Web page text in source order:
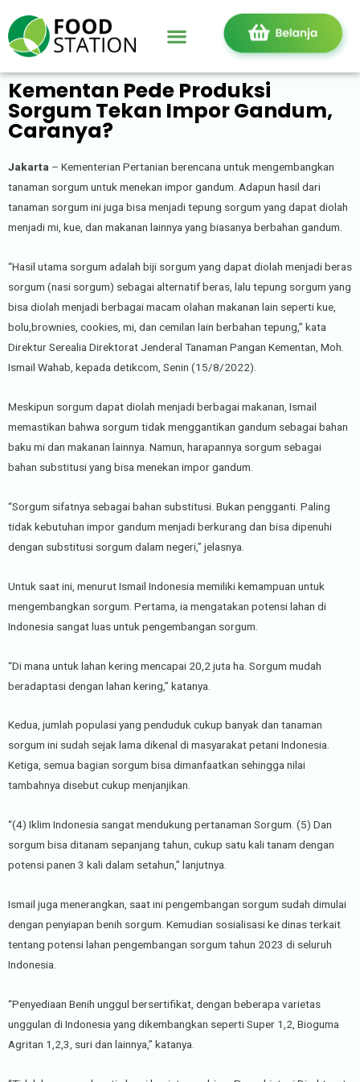
Kementan Pede Produksi
Sorgum Tekan Impor Gandum,
Caranya?
Jakarta – Kementerian Pertanian berencana untuk mengembangkan
tanaman sorgum untuk menekan impor gandum. Adapun hasil dari
tanaman sorgum ini juga bisa menjadi tepung sorgum yang dapat diolah
menjadi mi, kue, dan makanan lainnya yang biasanya berbahan gandum.
“Hasil utama sorgum adalah biji sorgum yang dapat diolah menjadi beras
sorgum (nasi sorgum) sebagai alternatif beras, lalu tepung sorgum yang
bisa diolah menjadi berbagai macam olahan makanan lain seperti kue,
bolu,brownies, cookies, mi, dan cemilan lain berbahan tepung,” kata
Direktur Serealia Direktorat Jenderal Tanaman Pangan Kementan, Moh.
Ismail Wahab, kepada detikcom, Senin (15/8/2022).
Meskipun sorgum dapat diolah menjadi berbagai makanan, Ismail
memastikan bahwa sorgum tidak menggantikan gandum sebagai bahan
baku mi dan makanan lainnya. Namun, harapannya sorgum sebagai
bahan substitusi yang bisa menekan impor gandum.
“Sorgum sifatnya sebagai bahan substitusi. Bukan pengganti. Paling
tidak kebutuhan impor gandum menjadi berkurang dan bisa dipenuhi
dengan substitusi sorgum dalam negeri,” jelasnya.
Untuk saat ini, menurut Ismail Indonesia memiliki kemampuan untuk
mengembangkan sorgum. Pertama, ia mengatakan potensi lahan di
Indonesia sangat luas untuk pengembangan sorgum.
“Di mana untuk lahan kering mencapai 20,2 juta ha. Sorgum mudah
beradaptasi dengan lahan kering,” katanya.
Kedua, jumlah populasi yang penduduk cukup banyak dan tanaman
sorgum ini sudah sejak lama dikenal di masyarakat petani Indonesia.
Ketiga, semua bagian sorgum bisa dimanfaatkan sehingga nilai
tambahnya disebut cukup menjanjikan.
“(4) Iklim Indonesia sangat mendukung pertanaman Sorgum. (5) Dan
sorgum bisa ditanam sepanjang tahun, cukup satu kali tanam dengan
potensi panen 3 kali dalam setahun,” lanjutnya.
Ismail juga menerangkan, saat ini pengembangan sorgum sudah dimulai
dengan penyiapan benih sorgum. Kemudian sosialisasi ke dinas terkait
tentang potensi lahan pengembangan sorgum tahun 2023 di seluruh
Indonesia.
“Penyediaan Benih unggul bersertifikat, dengan beberapa varietas
unggulan di Indonesia yang dikembangkan seperti Super 1,2, Bioguma
Agritan 1,2,3, suri dan lainnya,” katanya.